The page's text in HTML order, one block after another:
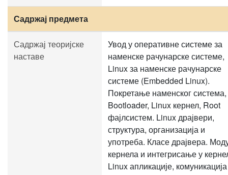
Садржај предмета
Садржај теоријске
наставе
Увод у оперативне системе за
наменске рачунарске системе,
Linux за наменске рачунарске
системе (Embedded Linux).
Покретање наменског система,
Bootloader, Linux кернел, Root
фајлсистем. Linux драјвери,
структура, организација и
употреба. Класе драјвера.
кернела и интегрисање у
Linux апликације,